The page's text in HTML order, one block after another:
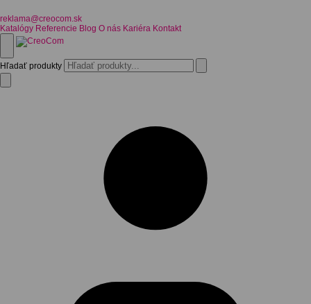
reklama@creocom.sk
Katalógy Referencie Blog O nás Kariéra Kontakt
Hľadať produkty